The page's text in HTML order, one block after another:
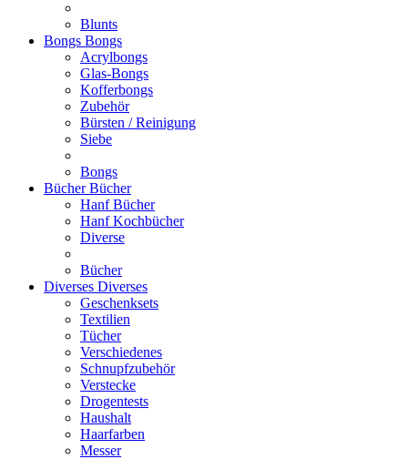
Blunts
Bongs Bongs
Acrylbongs
Glas-Bongs
Kofferbongs
Zubehör
Bürsten / Reinigung
Siebe
Bongs
BücherBücher
Hanf Bücher
Hanf Kochbücher
Diverse
Bücher
Diverses Diverses
Geschenksets
Textilien
Tücher
Verschiedenes
Schnupfzubehör
Verstecke
Drogentests
Haushalt
Haarfarben
Messer